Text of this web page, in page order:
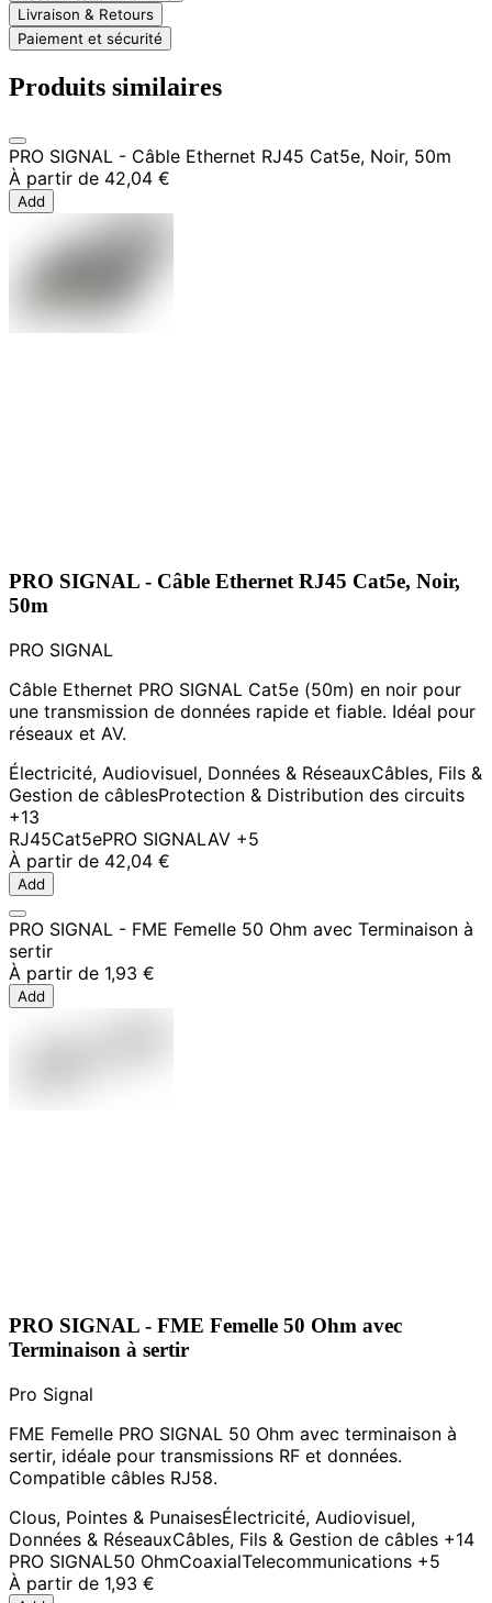
Livraison & Retours
Paiement et sécurité
Produits similaires
PRO SIGNAL - Câble Ethernet RJ45 Cat5e, Noir, 50m
À partir de 42,04 €
Add
PRO SIGNAL - Câble Ethernet RJ45 Cat5e, Noir,
50m
PRO SIGNAL
Câble Ethernet PRO SIGNAL Cat5e (50m) en noir pour
une transmission de données rapide et fiable. Idéal pour
réseaux et AV.
Électricité, Audiovisuel, Données & RéseauxCâbles, Fils &
Gestion de câblesProtection & Distribution des circuits
+13
RJ45Cat5ePRO SIGNALAV +5
À partir de 42,04 €
Add
PRO SIGNAL - FME Femelle 50 Ohm avec Terminaison à
sertir
À partir de 1,93 €
Add
PRO SIGNAL - FME Femelle 50 Ohm avec
Terminaison à sertir
Pro Signal
FME Femelle PRO SIGNAL 50 Ohm avec terminaison à
sertir, idéale pour transmissions RF et données.
Compatible câbles RJ58.
Clous, Pointes & PunaisesÉlectricité, Audiovisuel,
Données & RéseauxCâbles, Fils & Gestion de câbles +14
PRO SIGNAL50 OhmCoaxialTelecommunications +5
À partir de 1,93 €